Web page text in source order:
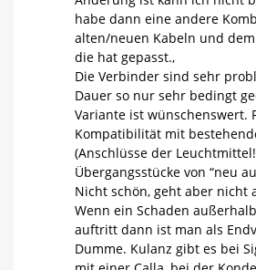
habe dann eine andere
alten/neuen Kabeln und
die hat gepasst.,
Die Verbinder sind sehr
Dauer so nur sehr bedingt
Variante ist wünschenswert.
Kompatibilität mit
(Anschlüsse der
Übergangsstücke von “neu
Nicht schön, geht aber nicht
Wenn ein Schaden
auftritt dann ist man als
Dumme. Kulanz gibt es bei